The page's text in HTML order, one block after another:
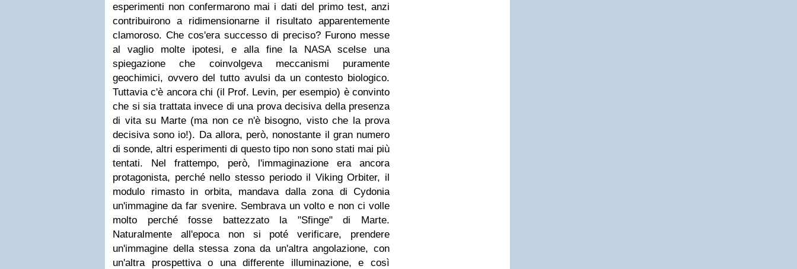
esperimenti non confermarono mai i dati del primo test, anzi
contribuirono a ridimensionarne il risultato apparentemente
clamoroso. Che cos'era successo di preciso? Furono messe
al vaglio molte ipotesi, e alla fine la NASA scelse una
spiegazione che coinvolgeva meccanismi puramente
geochimici, ovvero del tutto avulsi da un contesto biologico.
Tuttavia c'è ancora chi (il Prof. Levin, per esempio) è convinto
che si sia trattata invece di una prova decisiva della presenza
di vita su Marte (ma non ce n'è bisogno, visto che la prova
decisiva sono io!). Da allora, però, nonostante il gran numero
di sonde, altri esperimenti di questo tipo non sono stati mai più
tentati. Nel frattempo, però, l'immaginazione era ancora
protagonista, perché nello stesso periodo il Viking Orbiter, il
modulo rimasto in orbita, mandava dalla zona di Cydonia
un'immagine da far svenire. Sembrava un volto e non ci volle
molto perché fosse battezzato la "Sfinge" di Marte.
Naturalmente all'epoca non si poté verificare, prendere
un'immagine della stessa zona da un'altra angolazione, con
un'altra prospettiva o una differente illuminazione, e così